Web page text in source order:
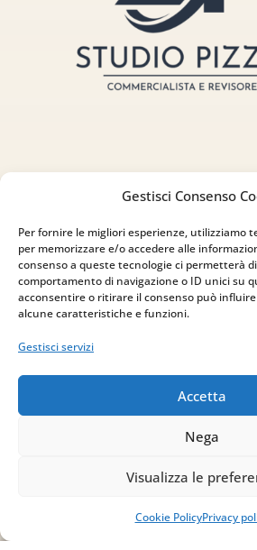
Gestisci Consenso
Per fornire le migliori esperienze, utilizziamo
per memorizzare e/o accedere alle
consenso a queste tecnologie ci permetterà
comportamento di navigazione o ID unici su
acconsentire o ritirare il consenso può
alcune caratteristiche e funzioni.
Gestisci servizi
Accetta
Nega
Visualizza le
Cookie PolicyPrivacy
Indirizzo
via Sant’Alessio, 5
83030 Venticano (AV)
Email
info@studiopizzano.it